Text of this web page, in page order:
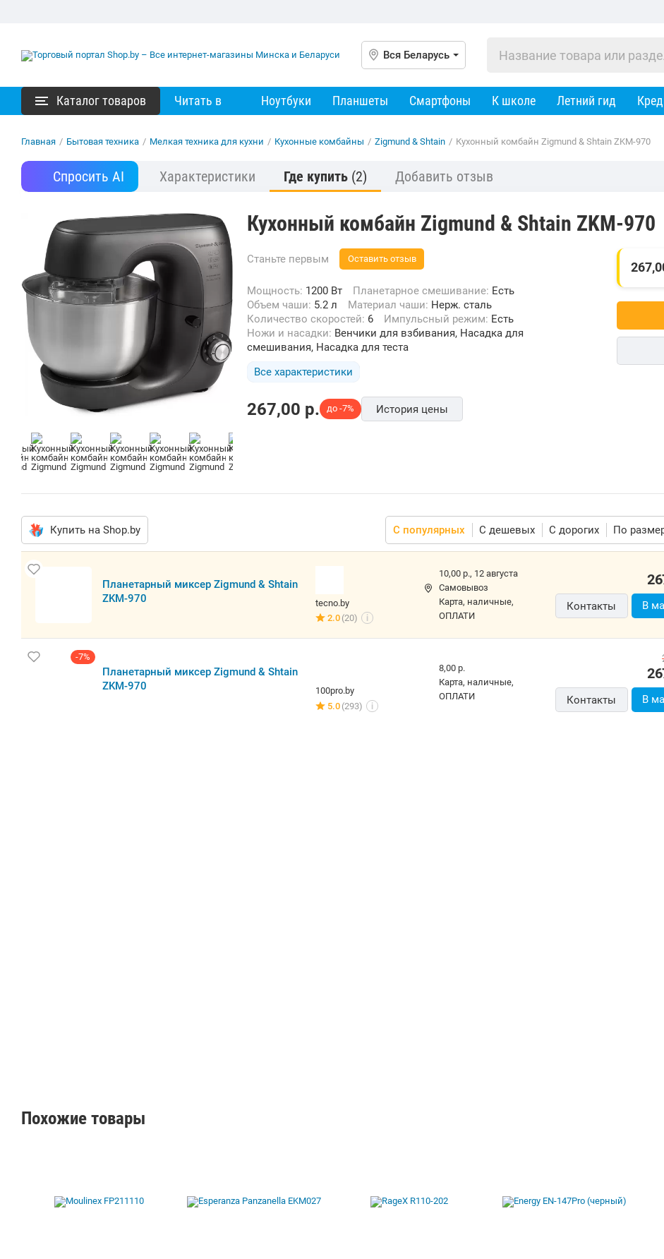
Вся Беларусь
Каталог товаров Читать в Ноутбуки Планшеты Смартфоны К школе Летний гид
Главная / Бытовая техника / Мелкая техника для кухни / Кухонные комбайны / Zigmund & Shtain / Кухонный комбайн Zigmund & Shtain ZKM-970
Спросить AI Характеристики Где купить (2) Добавить отзыв
Кухонный комбайн Zigmund & Shtain ZKM-970
Станьте первым Оставить отзыв
Мощность: 1200 Вт Планетарное смешивание: Есть
Объем чаши: 5.2 л Материал чаши: Нерж. сталь
Количество скоростей: 6 Импульсный режим: Есть
Ножи и насадки: Венчики для взбивания, Насадка для
смешивания, Насадка для теста
Все характеристики
267,00 p. до -7% История цены
Купить на Shop.by С популярных С дешевых С дорогих По
Планетарный миксер Zigmund & Shtain
ZKM-970
tecno.by
2.0 (20) i
10,00 р., 12 августа
Самовывоз
карта, наличные,
ОПЛАТИ
Контакты В
-7%
Планетарный миксер Zigmund & Shtain
ZKM-970
100pro.by
5.0 (293) i
8,00 р.
карта, наличные,
ОПЛАТИ
Контакты В
Похожие товары